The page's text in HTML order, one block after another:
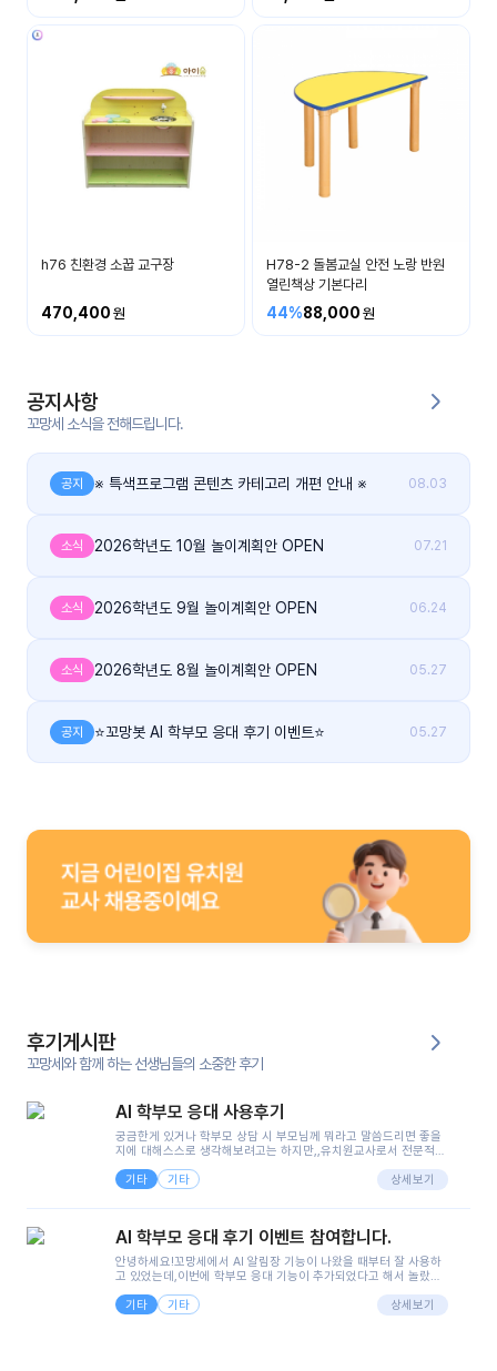
이벤
트
들의
게시
그
h76 친환경 소꿉 교구장
470,400
H78-2 돌봄교실 안전 노랑 반원
열린책상 기본다리
44%88,000
공지사항
꼬망세 소식을 전해드립니다.
공지 ※ 특색프로그램 콘텐츠 카테고리 개편 안내 ※ 08.03
소식 2026학년도 10월 놀이계획안 OPEN 07.21
소식 2026학년도 9월 놀이계획안 OPEN 06.24
소식 2026학년도 8월 놀이계획안 OPEN 05.27
공지 ⭐꼬망봇 AI 학부모 응대 후기 이벤트⭐ 05.27
후기게시판
꼬망세와 함께 하는 선생님들의 소중한 후기
AI 학부모 응대 사용후기
궁금한게 있거나 학부모 상담 시 부모님께 뭐라고 말씀드리면 좋을
지에 대해스스로 생각해보려고는 하지만,,유치원교사로서 전문적인
려니 어려울때가...^^(저만 그런거 아니죠 ㅜㅜ)꼬망봇의 장점은 지
피티나 제미나이는 몇세이고 여자인지 남자인지 등그래도 좀 기본
정보를 제공하면서 물어봐야할 때가 있어그때마다 정보를 입력하는
으셔서 고민이 됐는데ai 학부모 응대를 써볼 수 있어서 좋았어요!앞
면..)그리고 제가 신입 때 이게 있었더라면 ㅜㅜㅜㅜ?응대 팁이 정말
좋은거 같아요지금은 그래도 아이들이 잘 이해 되지만초임 때는 정
말 어려워서 항상다른 선생님들께 도움을 요청했었거든요..ㅠ*일지
쓸 때도 좀 도움이 되는 거 같아요!
기타 기타 상세보기
AI 학부모 응대 후기 이벤트 참여합니다.
안녕하세요!꼬망세에서 AI 알림장 기능이 나왔을 때부터 잘 사용하
고 있었는데,이번에 학부모 응대 기능이 추가되었다고 해서 놀랐습
님 응대에 더 많은 부담을 느끼고 있습니다 ㅠㅠ이번에 제가 원에서
겪은 일과 학부모님께 전달드렸던 내용을 함께 보시고,저와 비슷한
기타 기타 상세보기